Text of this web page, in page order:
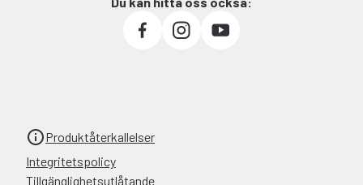
Produktåterkallelser
Integritetspolicy
Tillgänglighetsutlåtande